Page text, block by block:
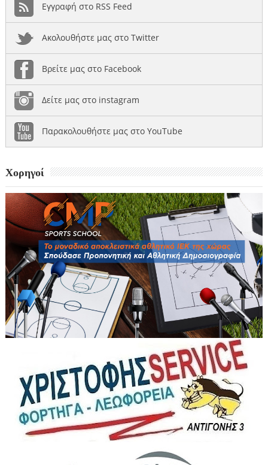
Εγγραφή στο RSS Feed
Ακολουθήστε μας στο Twitter
Βρείτε μας στο Facebook
Δείτε μας στο instagram
Παρακολουθήστε μας στο YouTube
Χορηγοί